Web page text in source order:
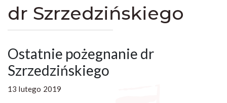
dr Szrzedzińskiego
Ostatnie pożegnanie dr
Szrzedzińskiego
13 lutego 2019